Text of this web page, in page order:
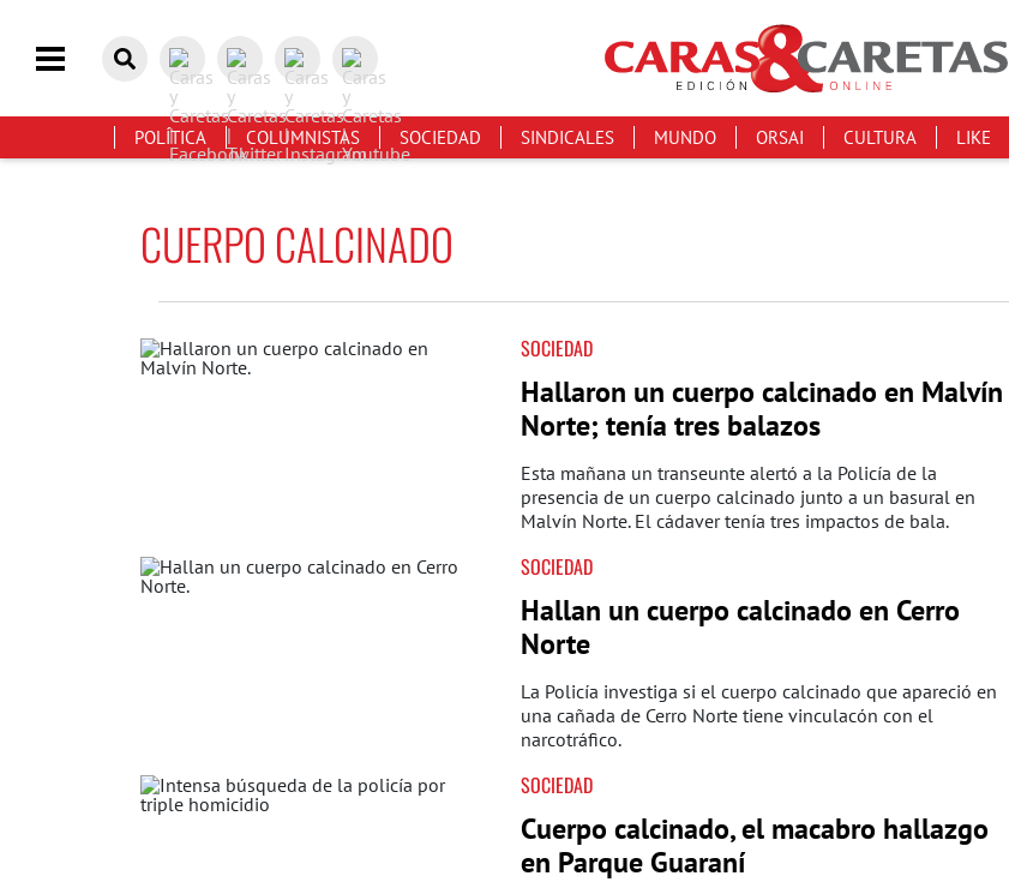
POLÍTICA COLUMNISTAS SOCIEDAD SINDICALES MUNDO ORSAI CULTURA LIKE
CUERPO CALCINADO
SOCIEDAD
Hallaron un cuerpo calcinado en Malvín
Norte; tenía tres balazos
Esta mañana un transeunte alertó a la Policía de la
presencia de un cuerpo calcinado junto a un basural en
Malvín Norte. El cádaver tenía tres impactos de bala.
SOCIEDAD
Hallan un cuerpo calcinado en Cerro
Norte
La Policía investiga si el cuerpo calcinado que apareció en
una cañada de Cerro Norte tiene vinculacón con el
narcotráfico.
SOCIEDAD
Cuerpo calcinado, el macabro hallazgo
en Parque Guaraní